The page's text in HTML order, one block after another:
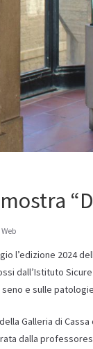
l’edizione 2024
dall’Istituto
e sulle
Galleria di
dalla